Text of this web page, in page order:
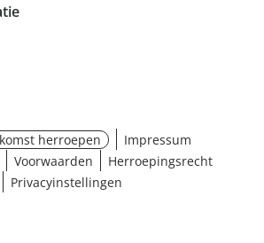
herroepen
Impressum
Voorwaarden
Herroepingsrecht
Privacyinstellingen